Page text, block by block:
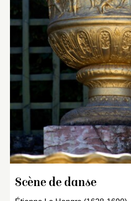
Scène de danse